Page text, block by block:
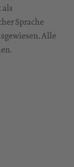
Sprache
Alle